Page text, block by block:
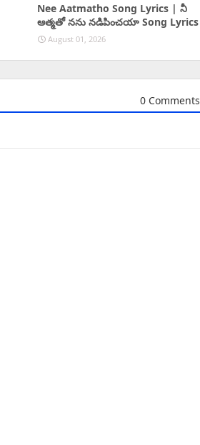
Nee Aatmatho Song Lyrics | నీ
ఆత్మతో నను నడిపించయా Song Lyrics
August 01, 2026
0 Comments